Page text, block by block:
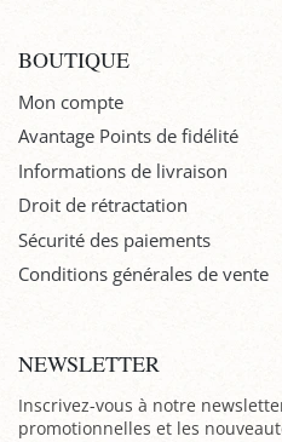
BOUTIQUE
Mon compte
Avantage Points de fidélité
Informations de livraison
Droit de rétractation
Sécurité des paiements
Conditions générales de vente
NEWSLETTER
Inscrivez-vous à notre
promotionnelles et les